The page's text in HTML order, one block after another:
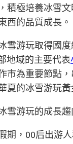
積極培養冰雪
西的品質成長。
游玩取得國
地域的主要代表
市為重要節點
夏的冰雪游玩黃
雪游玩的成長
期，00后出游